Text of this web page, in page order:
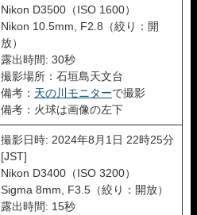
Nikon D3500（ISO 1600）
Nikon 10.5mm, F2.8（絞り：開
放）
露出時間: 30秒
撮影場所：石垣島天文台
備考： 天の川モニターで撮影
備考：火球は画像の左下
撮影日時: 2024年8月1日 22時25分
[JST]
Nikon D3400（ISO 3200）
Sigma 8mm, F3.5（絞り：開放）
露出時間: 15秒